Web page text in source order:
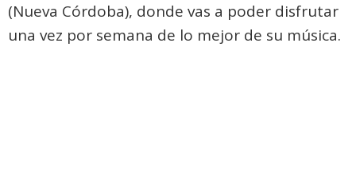
(Nueva Córdoba), donde vas a poder disfrutar
una vez por semana de lo mejor de su música.